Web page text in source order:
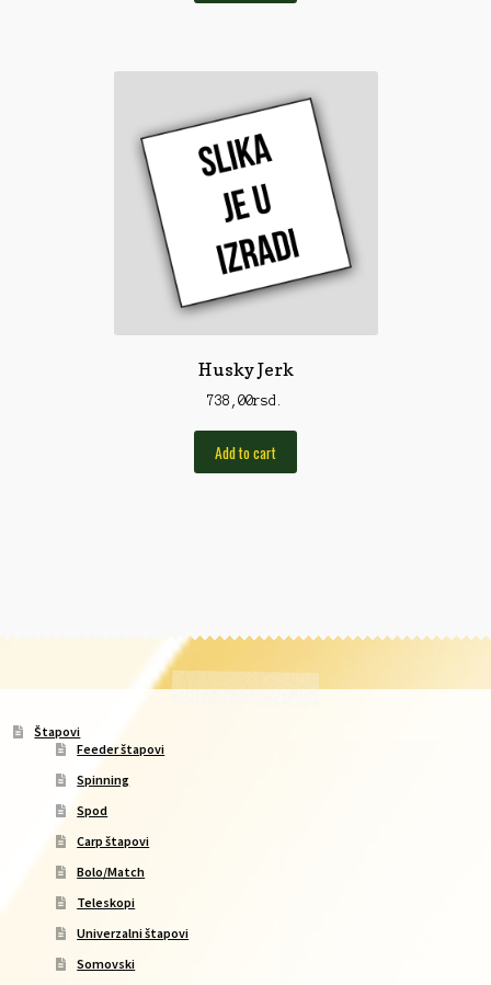
Husky Jerk
738,00rsd.
Add to cart
Štapovi
Feeder štapovi
Spinning
Spod
Carp štapovi
Bolo/Match
Teleskopi
Univerzalni štapovi
Somovski